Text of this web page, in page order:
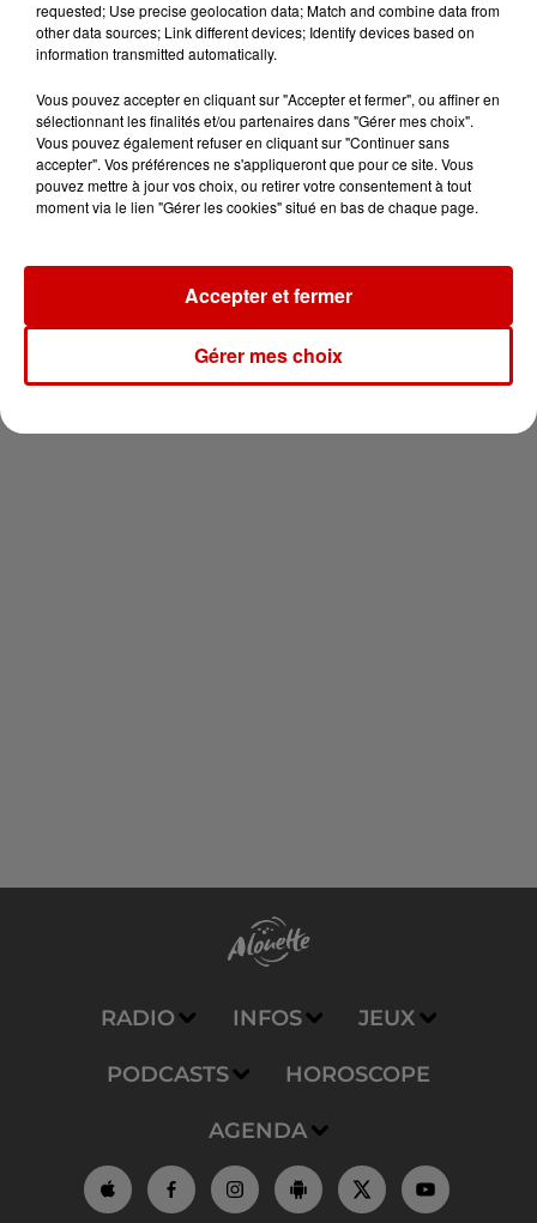
Le Duel - Gagnez votre balade
en jet ski !
Newsletter
RADIO INFOS JEUX
PODCASTS HOROSCOPE
AGENDA
requested; Use precise geolocation data; Match and combine data from
other data sources; Link different devices; Identify devices based on
information transmitted automatically.
Vous pouvez accepter en cliquant sur "Accepter et fermer", ou affiner en
sélectionnant les finalités et/ou partenaires dans "Gérer mes choix".
Vous pouvez également refuser en cliquant sur "Continuer sans
accepter". Vos préférences ne s'appliqueront que pour ce site. Vous
pouvez mettre à jour vos choix, ou retirer votre consentement à tout
moment via le lien "Gérer les cookies" situé en bas de chaque page.
Gérer mes choix
Accepter et fermer